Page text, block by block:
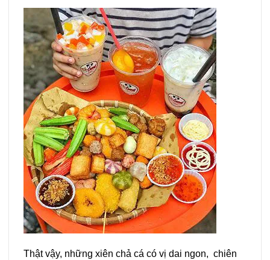
Thật vậy, những xiên chả cá có vị dai ngon, chiên